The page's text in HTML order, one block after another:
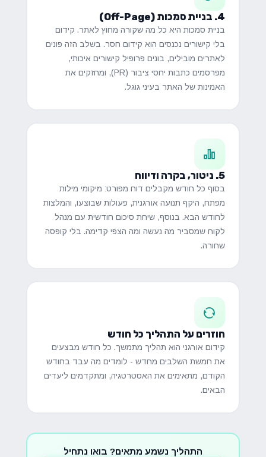
4. בניית סמכות (Off-Page)
בניית סמכות היא כל מה שקורה מחוץ לאתר. קידום
בלי קישורים נכנסים הוא קידום חסר. בשלב הזה פונים
לאתרים מובילים, בונים פרופיל קישורים איכותי,
מפרסמים כתבות יחסי ציבור (PR), ומחזקים את
האמינות של האתר בעיני גוגל.
5. ניטור, בקרה ודיווח
בסוף כל חודש מקבלים דוח מפורט: מיקומי מילות
מפתח, היקף תנועה אורגנית, פעולות שבוצעו, והמלצות
לחודש הבא. בנוסף, שיחת סיכום חודשית עם מנהל
לקוח שמסביר מה נעשה ומה הצפי קדימה. בלי קופסה
שחורה.
חוזרים על התהליך כל חודש
קידום אורגני הוא תהליך מתמשך. כל חודש מבצעים
את חמשת השלבים מחדש - לומדים מה עבד בחודש
הקודם, מתאימים את האסטרטגיה, ומתקדמים ליעדים
הבאים.
התהליך נשמע מתאים? בואו נתחיל